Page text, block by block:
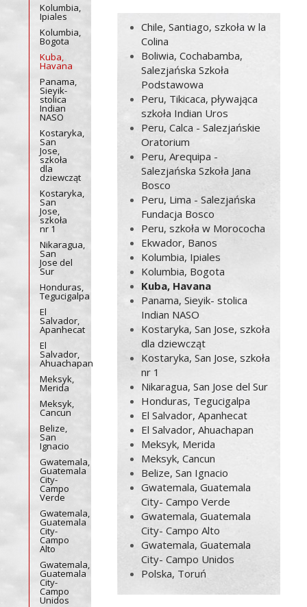
Kolumbia,
Ipiales
Kolumbia,
Bogota
Kuba,
Havana
Panama,
Sieyik-
stolica
Indian
NASO
Kostaryka,
San
Jose,
szkoła
dla
dziewcząt
Kostaryka,
San
Jose,
szkoła
nr 1
Nikaragua,
San
Jose del
Sur
Honduras,
Tegucigalpa
El
Salvador,
Apanhecat
El
Salvador,
Ahuachapan
Meksyk,
Merida
Meksyk,
Cancun
Belize,
San
Ignacio
Gwatemala,
Guatemala
City-
Campo
Verde
Gwatemala,
Guatemala
City-
Campo
Alto
Gwatemala,
Guatemala
City-
Campo
Unidos
Chile, Santiago, szkoła w la
Colina
Boliwia, Cochabamba,
Salezjańska Szkoła
Podstawowa
Peru, Tikicaca, pływająca
szkoła Indian Uros
Peru, Calca - Salezjańskie
Oratorium
Peru, Arequipa -
Salezjańska Szkoła Jana
Bosco
Peru, Lima - Salezjańska
Fundacja Bosco
Peru, szkoła w Morococha
Ekwador, Banos
Kolumbia, Ipiales
Kolumbia, Bogota
Kuba, Havana
Panama, Sieyik- stolica
Indian NASO
Kostaryka, San Jose, szkoła
dla dziewcząt
Kostaryka, San Jose, szkoła
nr 1
Nikaragua, San Jose del Sur
Honduras, Tegucigalpa
El Salvador, Apanhecat
El Salvador, Ahuachapan
Meksyk, Merida
Meksyk, Cancun
Belize, San Ignacio
Gwatemala, Guatemala
City- Campo Verde
Gwatemala, Guatemala
City- Campo Alto
Gwatemala, Guatemala
City- Campo Unidos
Polska, Toruń